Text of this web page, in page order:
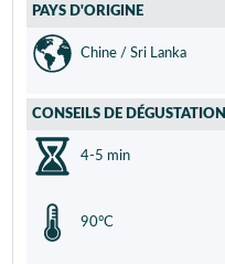
PAYS D'ORIGINE
Chine / Sri Lanka
CONSEILS DE DÉGUSTATION
4-5 min
90°C